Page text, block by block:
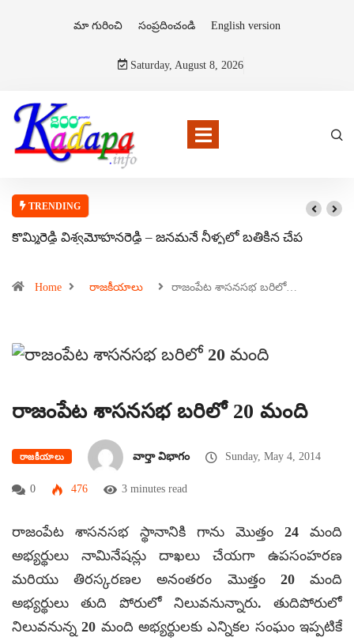
మా గురించి సంప్రదించండి English version
Saturday, August 8, 2026
TRENDING
కొమ్మిరెడ్డి విశ్వమోహనరెడ్డి – జనమనే నీళ్ళలో బతికిన చేప
Home రాజకీయాలు రాజంపేట శాసనసభ బరిలో…
రాజంపేట శాసనసభ బరిలో 20 మంది
రాజకీయాలు వార్తా విభాగం Sunday, May 4, 2014
0 476 3 minutes read
రాజంపేట శాసనసభ స్థానానికి గాను మొత్తం 24 మంది
అభ్యర్థులు నామినేషన్లు దాఖలు చేయగా ఉపసంహరణ
మరియు తిరస్కరణల అనంతరం మొత్తం 20 మంది
అభ్యర్థులు తుది పోరులో నిలువనున్నారు. తుదిపోరులో
నిలువనున్న 20 మంది అభ్యర్థులకు ఎన్నికల సంఘం ఇప్పటికే